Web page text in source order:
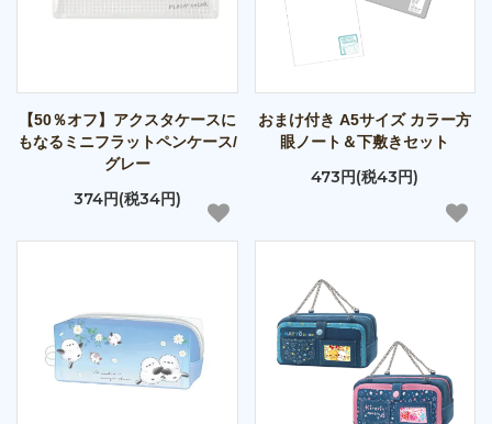
【50％オフ】アクスタケースに
もなるミニフラットペンケース/
グレー
374円(税34円)
おまけ付き A5サイズ カラー方
眼ノート＆下敷きセット
473円(税43円)